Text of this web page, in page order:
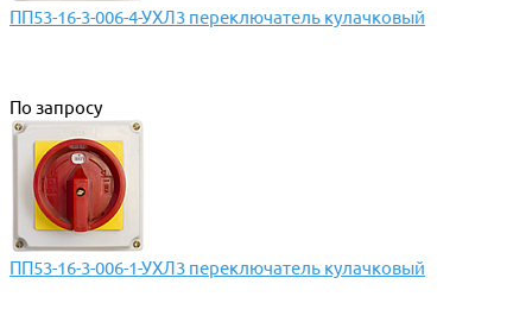
ПП53-16-3-006-4-УХЛ3 переключатель кулачковый
По запросу
ПП53-16-3-006-1-УХЛ3 переключатель кулачковый